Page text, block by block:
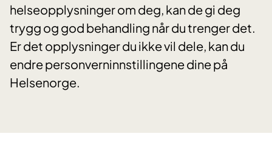
helseopplysninger om deg, kan de gi deg
trygg og god behandling når du trenger det.
Er det opplysninger du ikke vil dele, kan du
endre personverninnstillingene dine på
Helsenorge.